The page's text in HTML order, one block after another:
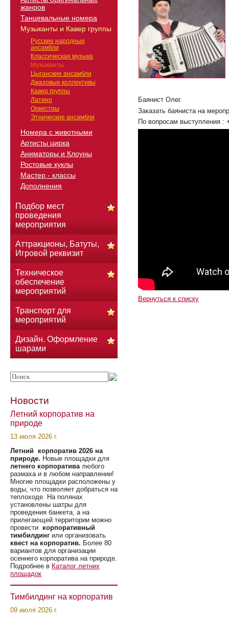
Баянист Олег.
Заказать баяниста на
По вопросам выступления :
Вернуться к списку
жанров
Танцевальные номера
Музыканты и Кавер группы
Русские народные
ансамбли
Классическая музыка
Музыканты
Цыганские ансамбли
Джазовые коллективы
Кавер группы
Латино
Оркестры
Этнические ансамбли
Номера с животными
Артисты цирка
Аниматоры и Клоуны
Ростовые куклы
Мастер - классы
Дополнения
Подбор мест
проведения
мероприятия
Аттракционы, Батуты,
Игровой реквизит
Техническое
обеспечение
мероприятий
Транспорт для
мероприятий
Дизайн. Оформление
шарами
Новости
Летний корпоратив на
природе
13 июля 2026 г.
Летний корпоратив 2026 на
природе. Новые площадки для
летнего корпоративалюбого
размаха и в любом направлении!
Многие площадки расположены у
воды, что позволяет добраться на
теплоходе. На полянах
установлены шатры для
проведения банкета, а на
прилегающей территории можно
провести корпоративный
тимбилдинг или организовать
квест на корпоратив. Более 80
вариантов для организации
осеннего корпоратива на природе.
Подробнее в Каталог летних
площадок
Тимбилдинг на корпоратив
09 июля 2026 г.